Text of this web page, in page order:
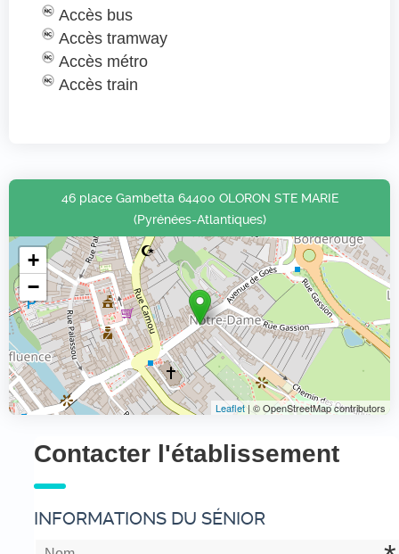
Accès bus
Accès tramway
Accès métro
Accès train
46 place Gambetta 64400 OLORON STE MARIE
(Pyrénées-Atlantiques)
+
−
Leaflet| © OpenStreetMap contributors
Contacter l'établissement
INFORMATIONS DU SÉNIOR